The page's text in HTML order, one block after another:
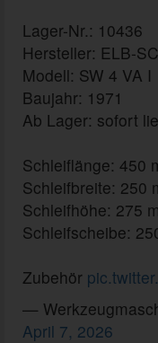
Lager-Nr.: 10436
Hersteller: ELB-
Modell: SW 4 VA I
Baujahr: 1971
Ab Lager: sofort
Schleiflänge: 450
Schleifbreite: 250
Schleifhöhe: 275
Schleifscheibe:
Zubehör
—
April 7, 2026